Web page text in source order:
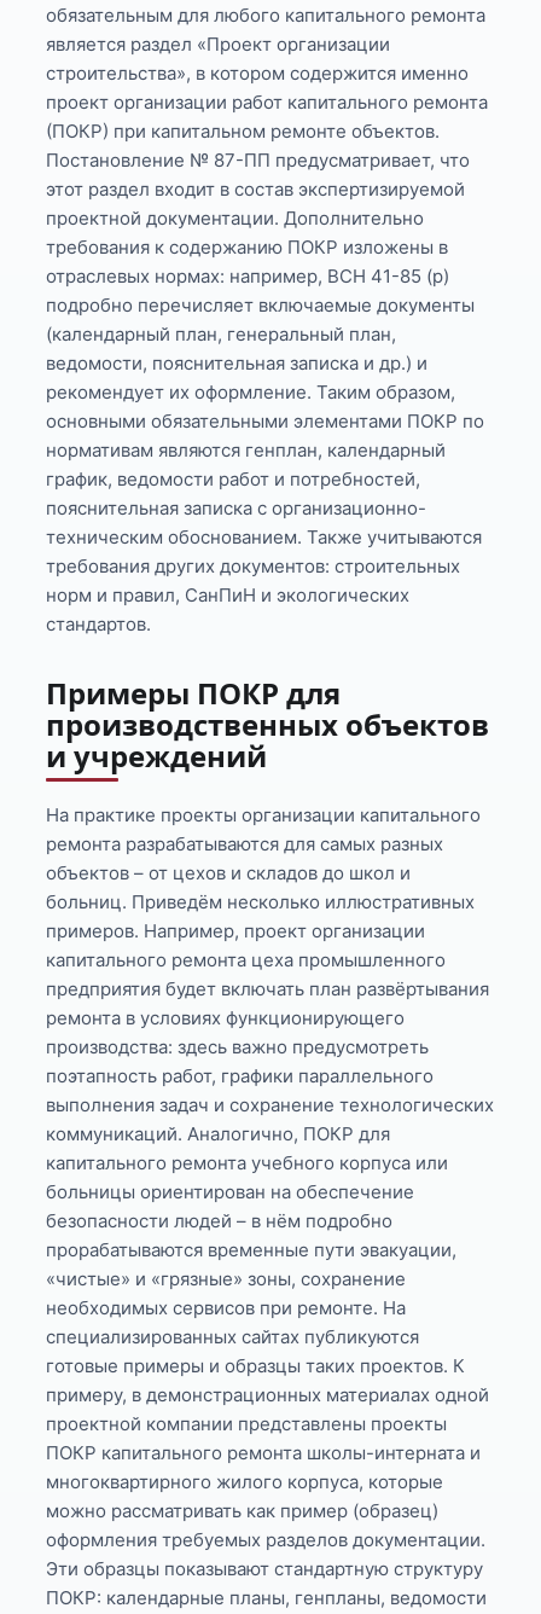
обязательным для любого капитального ремонта
является раздел «Проект организации
строительства», в котором содержится именно
проект организации работ капитального ремонта
(ПОКР) при капитальном ремонте объектов.
Постановление № 87-ПП предусматривает, что
этот раздел входит в состав экспертизируемой
проектной документации. Дополнительно
требования к содержанию ПОКР изложены в
отраслевых нормах: например, ВСН 41-85 (р)
подробно перечисляет включаемые документы
(календарный план, генеральный план,
ведомости, пояснительная записка и др.) и
рекомендует их оформление. Таким образом,
основными обязательными элементами ПОКР по
нормативам являются генплан, календарный
график, ведомости работ и потребностей,
пояснительная записка с организационно-
техническим обоснованием. Также учитываются
требования других документов: строительных
норм и правил, СанПиН и экологических
стандартов.
Примеры ПОКР для
производственных объектов
и учреждений
На практике проекты организации капитального
ремонта разрабатываются для самых разных
объектов – от цехов и складов до школ и
больниц. Приведём несколько иллюстративных
примеров. Например, проект организации
капитального ремонта цеха промышленного
предприятия будет включать план развёртывания
ремонта в условиях функционирующего
производства: здесь важно предусмотреть
поэтапность работ, графики параллельного
выполнения задач и сохранение технологических
коммуникаций. Аналогично, ПОКР для
капитального ремонта учебного корпуса или
больницы ориентирован на обеспечение
безопасности людей – в нём подробно
прорабатываются временные пути эвакуации,
«чистые» и «грязные» зоны, сохранение
необходимых сервисов при ремонте. На
специализированных сайтах публикуются
готовые примеры и образцы таких проектов. К
примеру, в демонстрационных материалах одной
проектной компании представлены проекты
ПОКР капитального ремонта школы-интерната и
многоквартирного жилого корпуса, которые
можно рассматривать как пример (образец)
оформления требуемых разделов документации.
Эти образцы показывают стандартную структуру
ПОКР: календарные планы, генпланы, ведомости